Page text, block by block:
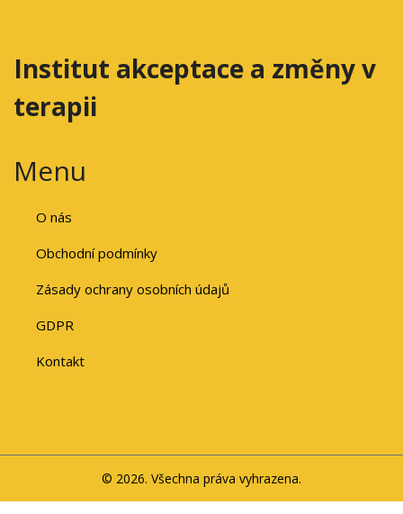
Institut akceptace a změny v
terapii
Menu
O nás
Obchodní podmínky
Zásady ochrany osobních údajů
GDPR
Kontakt
© 2026. Všechna práva vyhrazena.